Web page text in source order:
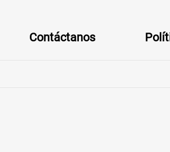
Contáctanos